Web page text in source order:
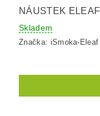
NÁUSTEK
Skladem
Značka: iSmoka-Eleaf